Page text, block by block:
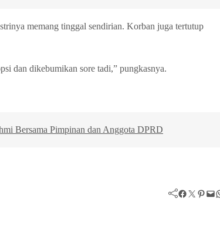
memang tinggal sendirian. Korban juga tertutup
dan dikebumikan sore tadi,” pungkasnya.
Bersama Pimpinan dan Anggota DPRD
Facebook Twitter Pinterest Mail WhatsApp